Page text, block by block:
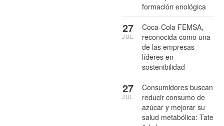
formación enológica
Coca-Cola FEMSA,
reconocida como una
de las empresas
líderes en
sostenibilidad
27
JUL
Consumidores buscan
reducir consumo de
azúcar y mejorar su
salud metabólica: Tate
27
JUL